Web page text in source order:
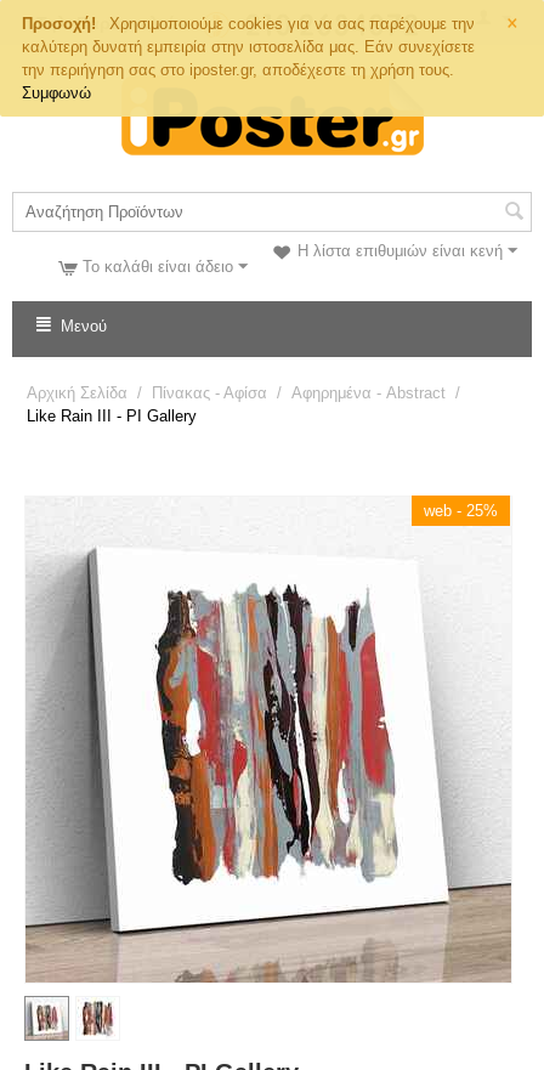
×
Προσοχή!
Χρησιμοποιούμε cookies για να σας παρέχουμε την
καλύτερη δυνατή εμπειρία στην ιστοσελίδα μας. Εάν συνεχίσετε
την περιήγηση σας στο iposter.gr, αποδέχεστε τη χρήση τους.
Συμφωνώ
Τηλ. Παραγγελιών
Η λίστα επιθυμιών είναι κενή
Το καλάθι είναι άδειο
Μενού
Αρχική Σελίδα / Πίνακας - Αφίσα / Αφηρημένα - Abstract /
Like Rain III - PI Gallery
web - 25%